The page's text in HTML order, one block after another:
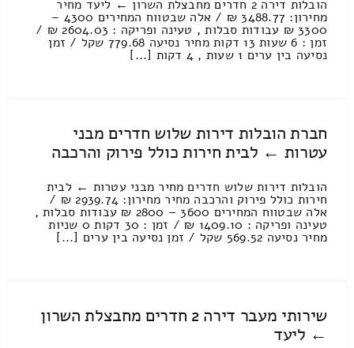
הובלות דירה 2 חדרים מחבצלת השרון ← ליעד מחיר
מחירון: 3488.77 ₪ / אלה שבטווח המחירים 4300 –
3300 ₪ עבודות סבלות , טעינה ופריקה : 2604.03 ₪ /
זמן : 6 שעות 13 דקות מחיר נסיעה 779.68 שקל / זמן
נסיעה בין ערים 1 שעות , 4 דקות [...]
חברת הובלות דירות שלוש חדרים מבני
עטרות ← לבית חירות כולל פירוק והרכבה
הובלות דירות שלוש חדרים מחיר מבני עטרות ← לבית
חירות כולל פירוק והרכבה מחיר מחירון: 2939.74 ₪ /
אלה שבטווח המחירים 3600 – 2800 ₪ עבודות סבלות ,
טעינה ופריקה : 1409.10 ₪ / זמן : 30 דקות 0 שניות
מחיר נסיעה 569.52 שקל / זמן נסיעה בין ערים [...]
שירותי מעבר דירה 2 חדרים מחבצלת השרון
← ליעד